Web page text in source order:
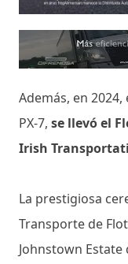
Además, en 2024,
PX-7, se llevó el
Irish
La prestigiosa
Transporte de
Johnstown Estate